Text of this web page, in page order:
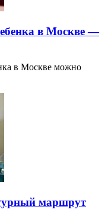
в Москве —
в Москве можно
маршрут